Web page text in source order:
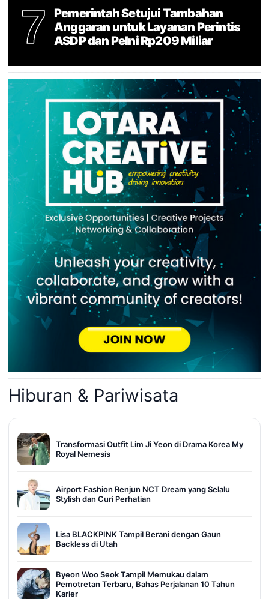
7
Pemerintah Setujui Tambahan
Anggaran untuk Layanan Perintis
ASDP dan Pelni Rp209 Miliar
Hiburan & Pariwisata
Transformasi Outfit Lim Ji Yeon di Drama Korea My
Royal Nemesis
Airport Fashion Renjun NCT Dream yang Selalu
Stylish dan Curi Perhatian
Lisa BLACKPINK Tampil Berani dengan Gaun
Backless di Utah
Byeon Woo Seok Tampil Memukau dalam
Pemotretan Terbaru, Bahas Perjalanan 10 Tahun
Karier